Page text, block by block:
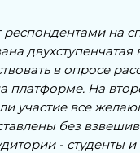
на
в опросе
платформе. На
участие все
без
- студенты